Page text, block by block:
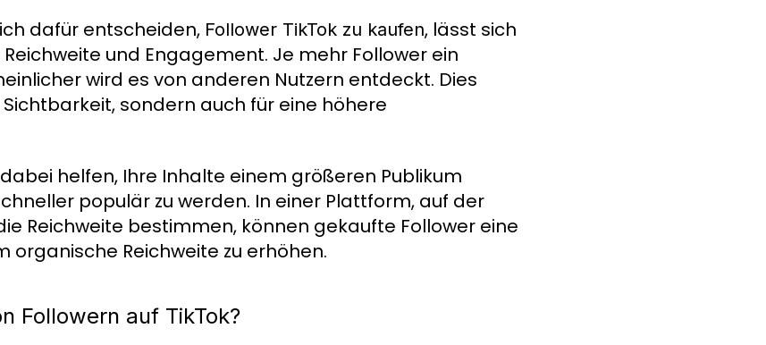
dafür entscheiden, Follower TikTok zu kaufen, lässt sich
und Engagement. Je mehr Follower ein
wird es von anderen Nutzern entdeckt. Dies
sondern auch für eine höhere
helfen, Ihre Inhalte einem größeren Publikum
populär zu werden. In einer Plattform, auf der
Reichweite bestimmen, können gekaufte Follower eine
organische Reichweite zu erhöhen.
Followern auf TikTok?